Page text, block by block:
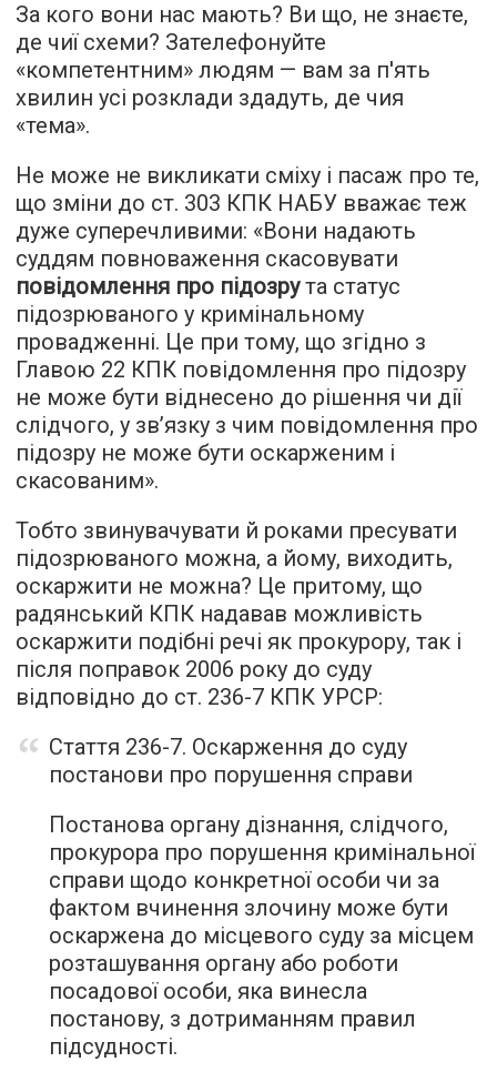
За кого вони нас мають? Ви що, не знаєте,
де чиї схеми? Зателефонуйте
«компетентним» людям — вам за п'ять
хвилин усі розклади здадуть, де чия
«тема».
Не може не викликати сміху і пасаж про те,
що зміни до ст. 303 КПК НАБУ вважає теж
дуже суперечливими: «Вони надають
суддям повноваження скасовувати
повідомлення про підозрута статус
підозрюваного у кримінальному
провадженні. Це при тому, що згідно з
Главою 22 КПК повідомлення про підозру
не може бути віднесено до рішення чи дії
слідчого, у зв’язку з чим повідомлення про
підозру не може бути оскарженим і
скасованим».
Тобто звинувачувати й роками пресувати
підозрюваного можна, а йому, виходить,
оскаржити не можна? Це притому, що
радянський КПК надавав можливість
оскаржити подібні речі як прокурору, так і
після поправок 2006 року до суду
відповідно до ст. 236-7 КПК УРСР:
Стаття 236-7. Оскарження до суду
постанови про порушення справи
Постанова органу дізнання, слідчого,
прокурора про порушення кримінальної
справи щодо конкретної особи чи за
фактом вчинення злочину може бути
оскаржена до місцевого суду за місцем
розташування органу або роботи
посадової особи, яка винесла
постанову, з дотриманням правил
підсудності.